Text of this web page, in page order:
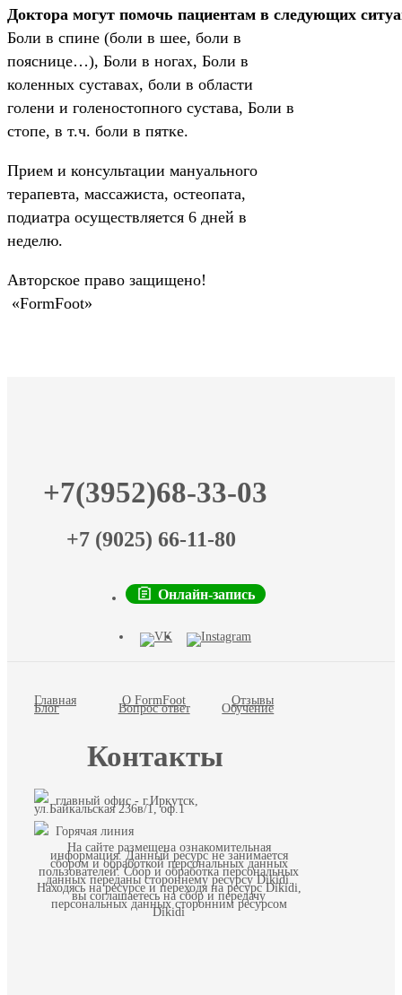
Доктора могут помочь пациентам в следующих
Боли в спине (боли в шее, боли в
пояснице…), Боли в ногах, Боли в
коленных суставах, боли в области
голени и голеностопного сустава, Боли в
стопе, в т.ч. боли в пятке.
Прием и консультации мануального
терапевта, массажиста, остеопата,
подиатра осуществляется 6 дней в
неделю.
Авторское право защищено!
«FormFoot»
+7(3952)68-33-03
+7 (9025) 66-11-80
Онлайн-запись
Главная О FormFoot Отзывы
Блог Вопрос ответ Обучение
Контакты
главный офис - г.Иркутск,
ул.Байкальская 236в/1, оф.1
Горячая линия
На сайте размещена ознакомительная
информация. Данный ресурс не занимается
сбором и обработкой персональных данных
пользователей. Сбор и обработка персональных
данных переданы стороннему ресурсу Dikidi.
Находясь на ресурсе и переходя на ресурс Dikidi,
вы соглашаетесь на сбор и передачу
персональных данных сторонним ресурсом
Dikidi